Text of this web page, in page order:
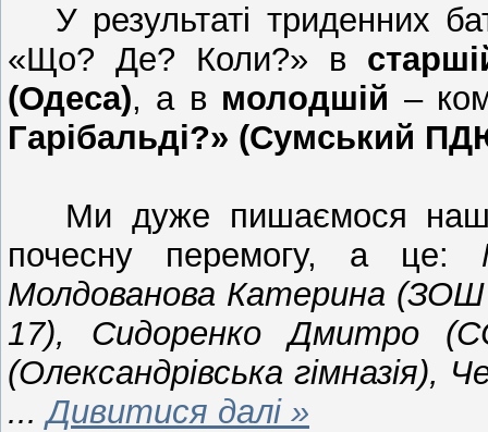
У результаті триденних
«Що? Де? Коли?» в
(Одеса), а в молодшій –
Гарібальді?» (Сумський
Ми дуже пишаємося
почесну перемогу, а це:
Молдованова Катерина
17), Сидоренко Дмитро
(Олександрівська
...Дивитися далі »